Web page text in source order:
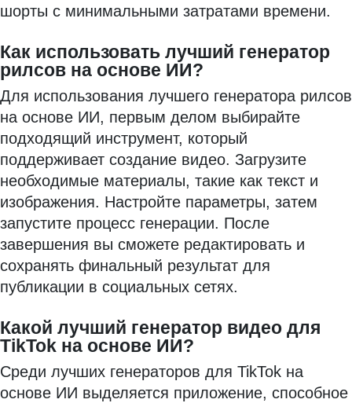
шорты с минимальными затратами времени.
Как использовать лучший генератор
рилсов на основе ИИ?
Для использования лучшего генератора рилсов
на основе ИИ, первым делом выбирайте
подходящий инструмент, который
поддерживает создание видео. Загрузите
необходимые материалы, такие как текст и
изображения. Настройте параметры, затем
запустите процесс генерации. После
завершения вы сможете редактировать и
сохранять финальный результат для
публикации в социальных сетях.
Какой лучший генератор видео для
TikTok на основе ИИ?
Среди лучших генераторов для TikTok на
основе ИИ выделяется приложение, способное